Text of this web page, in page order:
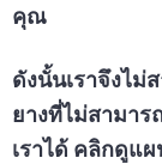
คุณ
ดังนั้นเราจึงไม่
ยางที่ไม่สามาร
เราได้ คลิกดูแ